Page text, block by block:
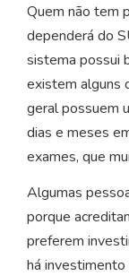
Quem não tem
dependerá do
sistema possui
existem alguns
geral possuem
dias e meses
exames, que
Algumas
porque
preferem
há investimento